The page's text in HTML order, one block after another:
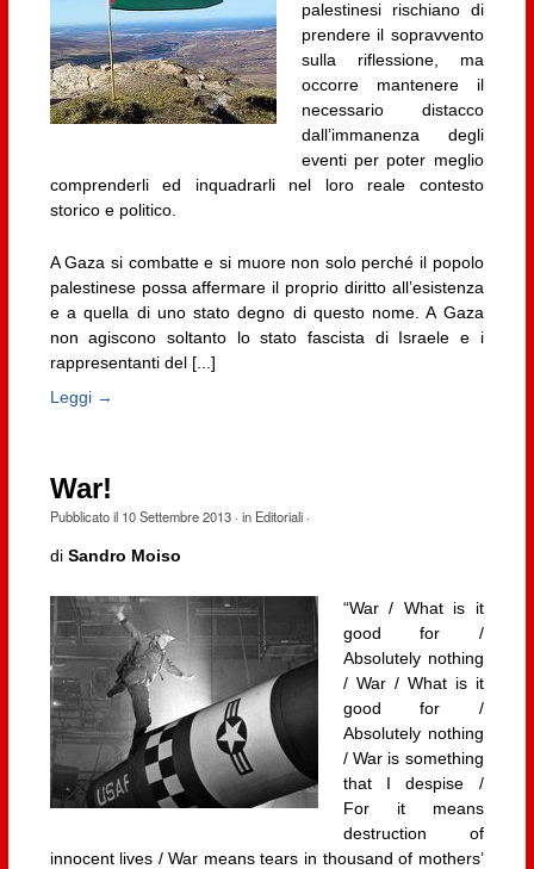
palestinesi rischiano di
prendere il sopravvento
sulla riflessione, ma
occorre mantenere il
necessario distacco
dall’immanenza degli
eventi per poter meglio
comprenderli ed inquadrarli nel loro reale contesto
storico e politico.
A Gaza si combatte e si muore non solo perché il popolo
palestinese possa affermare il proprio diritto all’esistenza
e a quella di uno stato degno di questo nome. A Gaza
non agiscono soltanto lo stato fascista di Israele e i
rappresentanti del [...]
Leggi →
War!
Pubblicato il 10 Settembre 2013· in Editoriali·
di Sandro Moiso
“War / What is it
good for /
Absolutely nothing
/ War / What is it
good for /
Absolutely nothing
/ War is something
that I despise /
For it means
destruction of
innocent lives / War means tears in thousand of mothers’